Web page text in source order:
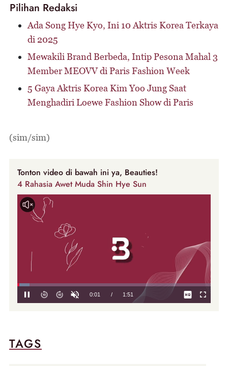
Pilihan Redaksi
Ada Song Hye Kyo, Ini 10 Aktris Korea Terkaya
di 2025
Mewakili Brand Berbeda, Intip Pesona Mahal 3
Member MEOVV di Paris Fashion Week
5 Gaya Aktris Korea Kim Yoo Jung Saat
Menghadiri Loewe Fashion Show di Paris
(sim/sim)
Tonton video di bawah ini ya, Beauties!
4 Rahasia Awet Muda Shin Hye Sun
TAGS